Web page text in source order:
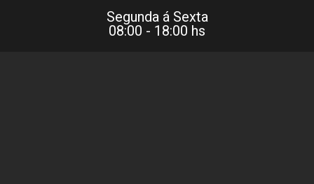
Segunda á Sexta
08:00 - 18:00 hs